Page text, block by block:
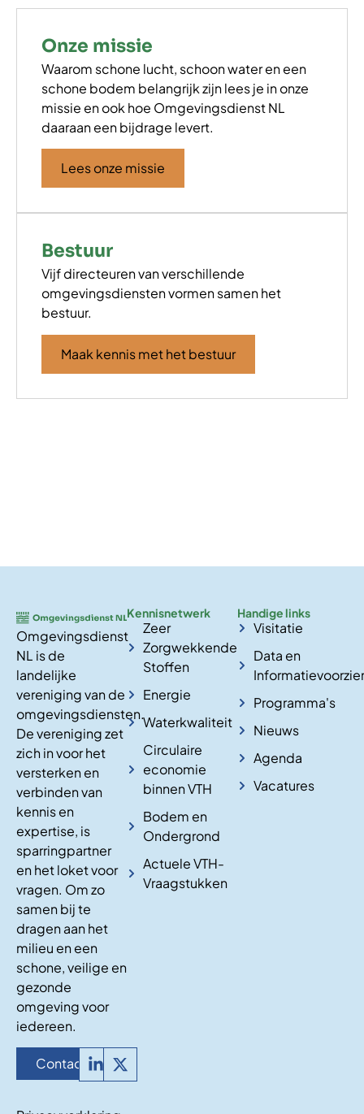
Onze missie
Waarom schone lucht, schoon water en een
schone bodem belangrijk zijn lees je in onze
missie en ook hoe Omgevingsdienst NL
daaraan een bijdrage levert.
Lees onze missie
Bestuur
Vijf directeuren van verschillende
omgevingsdiensten vormen samen het
bestuur.
Maak kennis met het bestuur
Omgevingsdienst
NL is de
landelijke
vereniging van de
omgevingsdiensten.
De vereniging zet
zich in voor het
versterken en
verbinden van
kennis en
expertise, is
sparringpartner
en het loket voor
vragen. Om zo
samen bij te
dragen aan het
milieu en een
schone, veilige en
gezonde
omgeving voor
iedereen.
Contact
Kennisnetwerk
Zeer
Zorgwekkende
Stoffen
Energie
Waterkwaliteit
Circulaire
economie
binnen VTH
Bodem en
Ondergrond
Actuele VTH-
Vraagstukken
Handige links
Visitatie
Data en
Programma's
Nieuws
Agenda
Vacatures